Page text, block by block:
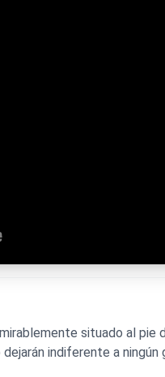
situado al
indiferente a ningún